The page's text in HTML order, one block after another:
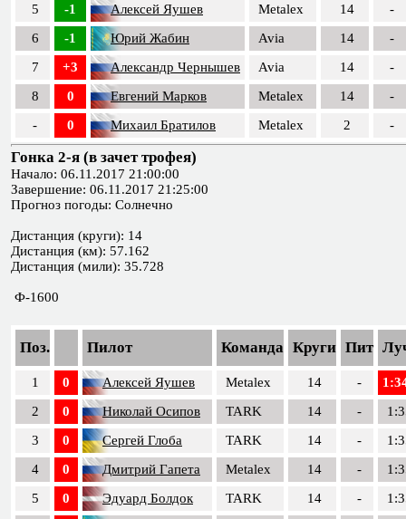
5 -1 Алексей Яушев Metalex 14
-
6
-1 Юрий Жабин Avia 14
-
7
+3 Александр Чернышев Avia 14
-
8
0 Евгений Марков Metalex 14
-
-
0 Михаил Братилов Metalex 2 -
Гонка 2-я (в зачет трофея)
Начало: 06.11.2017 21:00:00
Завершение: 06.11.2017 21:25:00
Прогноз погоды: Солнечно
Дистанция (круги): 14
Дистанция (км): 57.162
Дистанция (мили): 35.728
Ф-1600
Поз. Пилот Команда Круги Пит
1 0 Алексей Яушев Metalex 14 -
2
0 Николай Осипов TARK 14 -
3
0 Сергей Глоба TARK 14 -
4
0 Дмитрий Гапета Metalex 14 -
5
0 Эдуард Болдок TARK 14 -